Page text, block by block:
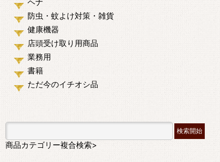
ヘナ
防虫・蚊よけ対策・雑貨
健康機器
店頭受け取り用商品
業務用
書籍
ただ今のイチオシ品
商品カテゴリー複合検索>